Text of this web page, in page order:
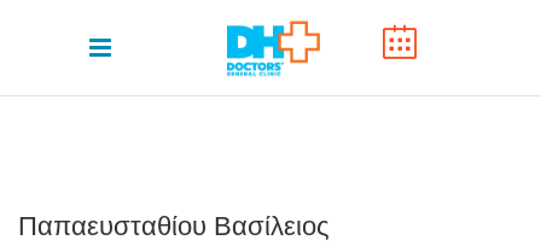
Παπαευσταθίου Βασίλειος